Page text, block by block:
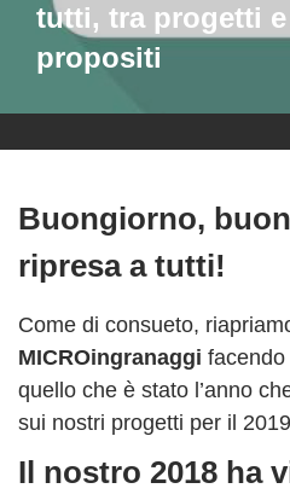
tutti, tra progetti
propositi
Buongiorno,
ripresa a tutti!
Come di consueto,
MICROingranaggi
quello che è stato l’anno
sui nostri progetti per il
Il nostro 2018 ha